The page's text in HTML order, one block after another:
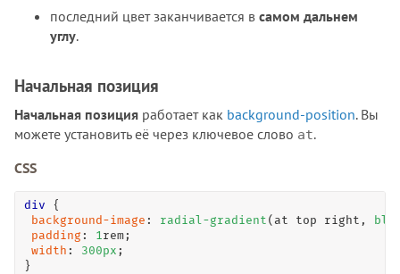
последний цвет заканчивается в самом дальнем
углу.
Начальная позиция
Начальная позиция работает как background-position. Вы
можете установить её через ключевое слово at.
CSS
div {
background-image : radial-gradient (at top right,
padding : 1rem;
width : 300px ;
}